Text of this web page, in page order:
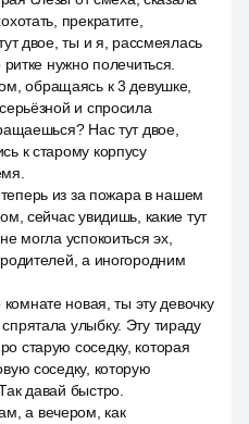
прекратите,
двое, ты и я, рассмеялась
нужно полечиться.
обращаясь к 3 девушке,
и спросила
Нас тут двое,
к старому корпусу
из за пожара в нашем
сейчас увидишь, какие тут
могла успокоиться эх,
а иногородним
новая, ты эту девочку
улыбку. Эту тираду
старую соседку, которая
соседку, которую
давай быстро.
а вечером, как